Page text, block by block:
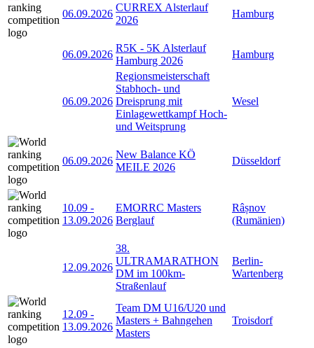
06.09.2026
CURREX Alsterlauf
2026
Hamburg
06.09.2026
R5K - 5K Alsterlauf
Hamburg 2026
Hamburg
06.09.2026
Regionsmeisterschaft
Stabhoch- und
Dreisprung mit
Einlagewettkampf Hoch-
und Weitsprung
Wesel
06.09.2026
New Balance KÖ
MEILE 2026
Düsseldorf
10.09 -
13.09.2026
EMORRC Masters
Berglauf
Râșnov
(Rumänien)
12.09.2026
38.
ULTRAMARATHON
DM im 100km-
Straßenlauf
Berlin-
Wartenberg
12.09 -
13.09.2026
Team DM U16/U20 und
Masters + Bahngehen
Masters
Troisdorf